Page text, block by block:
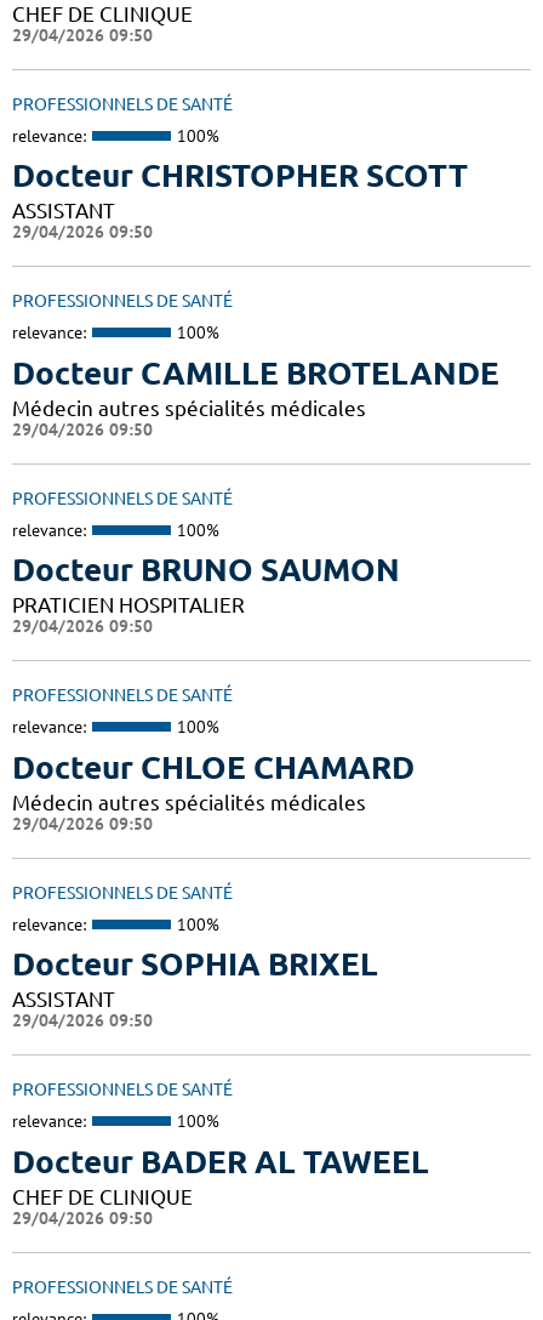
CHEF DE CLINIQUE
29/04/2026 09:50
PROFESSIONNELS DE SANTÉ
relevance: 100%
Docteur CHRISTOPHER SCOTT
ASSISTANT
29/04/2026 09:50
PROFESSIONNELS DE SANTÉ
relevance: 100%
Docteur CAMILLE BROTELANDE
Médecin autres spécialités médicales
29/04/2026 09:50
PROFESSIONNELS DE SANTÉ
relevance: 100%
Docteur BRUNO SAUMON
PRATICIEN HOSPITALIER
29/04/2026 09:50
PROFESSIONNELS DE SANTÉ
relevance: 100%
Docteur CHLOE CHAMARD
Médecin autres spécialités médicales
29/04/2026 09:50
PROFESSIONNELS DE SANTÉ
relevance: 100%
Docteur SOPHIA BRIXEL
ASSISTANT
29/04/2026 09:50
PROFESSIONNELS DE SANTÉ
relevance: 100%
Docteur BADER AL TAWEEL
CHEF DE CLINIQUE
29/04/2026 09:50
PROFESSIONNELS DE SANTÉ